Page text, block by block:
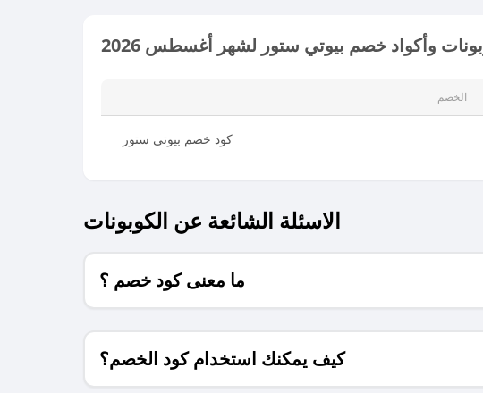
وأكواد خصم بيوتي ستور لشهر أغسطس 2026
الخصم
كود خصم بيوتي ستور
الاسئلة الشائعة عن الكوبونات
ما معنى كود خصم ؟
كيف يمكنك استخدام كود الخصم؟